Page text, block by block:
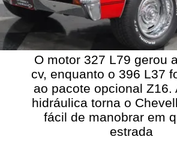
O motor 327 L79 gerou
cv, enquanto o 396 L37
ao pacote opcional Z16.
hidráulica torna o
fácil de manobrar em
estrada